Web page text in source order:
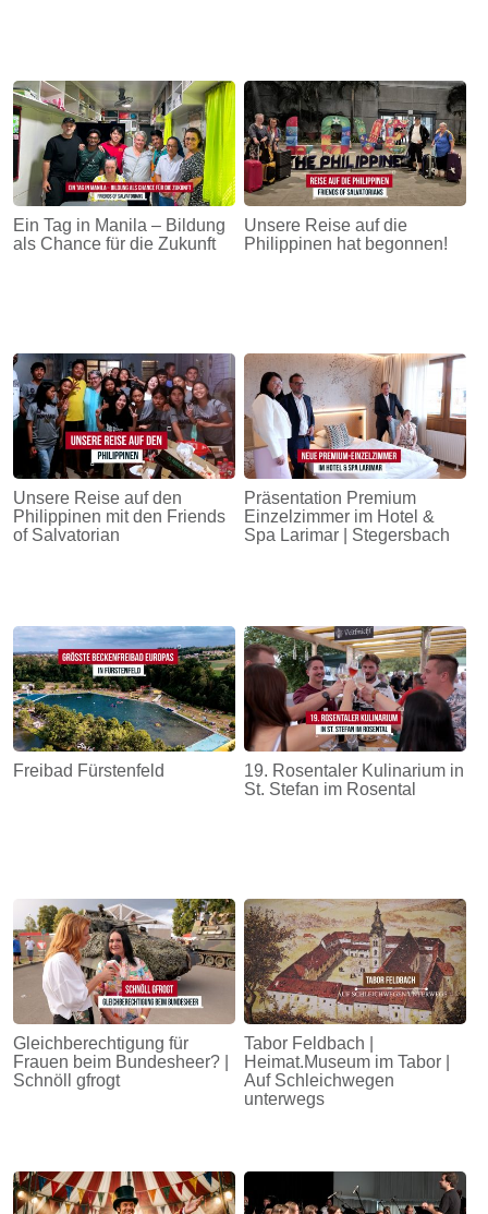
Ein Tag in Manila – Bildung
als Chance für die Zukunft
Unsere Reise auf die
Philippinen hat begonnen!
Unsere Reise auf den
Philippinen mit den Friends
of Salvatorian
Präsentation Premium
Einzelzimmer im Hotel &
Spa Larimar | Stegersbach
Freibad Fürstenfeld
19. Rosentaler Kulinarium in
St. Stefan im Rosental
Gleichberechtigung für
Frauen beim Bundesheer? |
Schnöll gfrogt
Tabor Feldbach |
Heimat.Museum im Tabor |
Auf Schleichwegen
unterwegs